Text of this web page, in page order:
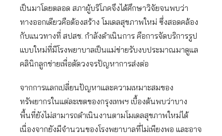
เป็นมาโดยตลอด สภาผู้บริโภคจึงได้ศึกษาวิจัยจนพบว่า
ทางออกเดียวคือต้องสร้าง โมเดลสุขภาพใหม่ ซึ่งสอดคล้อง
กับแนวทางที่ สปสช. กำลังดำเนินการ คือการจัดบริการรูป
แบบใหม่ที่มีโรงพยาบาลเป็นแม่ข่ายรับงบประมาณมาดูแล
คลินิกลูกข่ายเพื่อตัดวงจรปัญหาการส่งต่อ
จากการแลกเปลี่ยนปัญหาและความเหมาะสมของ
ทรัพยากรในแต่ละเขตของกรุงเทพฯ เบื้องต้นพบว่าบาง
พื้นที่ยังไม่สามารถดำเนินงานตามโมเดลสุขภาพใหม่ได้
เนื่องจากยังมีจำนวนของโรงพยาบาลที่ไม่เพียงพอ และอาจ